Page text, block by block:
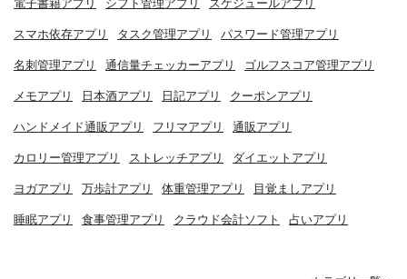
電子書籍アプリ シフト管理アプリ スケジュールアプリ
スマホ依存アプリ タスク管理アプリ パスワード管理アプリ
名刺管理アプリ 通信量チェッカーアプリ ゴルフスコア管理アプリ
メモアプリ 日本酒アプリ 日記アプリ クーポンアプリ
ハンドメイド通販アプリ フリマアプリ 通販アプリ
カロリー管理アプリ ストレッチアプリ ダイエットアプリ
ヨガアプリ 万歩計アプリ 体重管理アプリ 目覚ましアプリ
睡眠アプリ 食事管理アプリ クラウド会計ソフト 占いアプリ